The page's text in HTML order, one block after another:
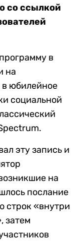
со ссылкой
в
на
в юбилейное
социальной
эту запись и
на
послание
строк «внутри
затем